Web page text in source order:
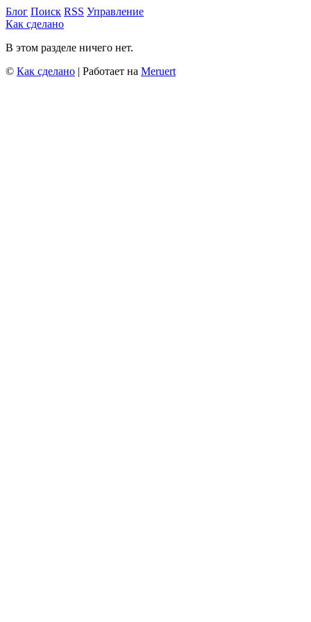
Блог Поиск RSS Управление
Как сделано
В этом разделе ничего нет.
© Как сделано | Работает на Meruert